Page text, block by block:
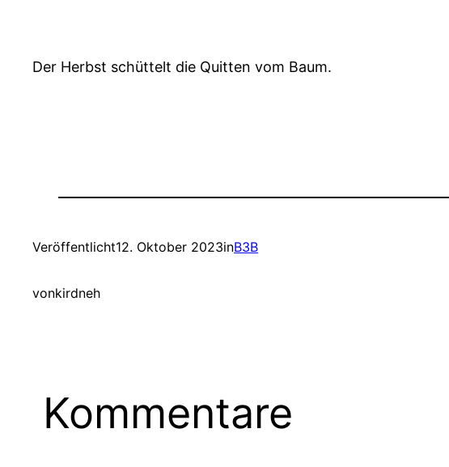
Der Herbst schüttelt die Quitten vom Baum.
Veröffentlicht12. Oktober 2023inB3B
vonkirdneh
Kommentare